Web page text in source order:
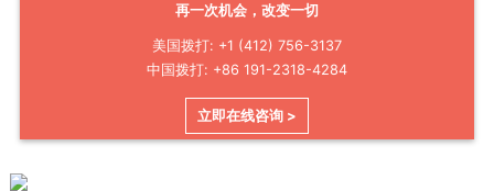
再一次机会，改变一切
美国拨打: +1 (412) 756-3137
中国拨打: +86 191-2318-4284
立即在线咨询 >